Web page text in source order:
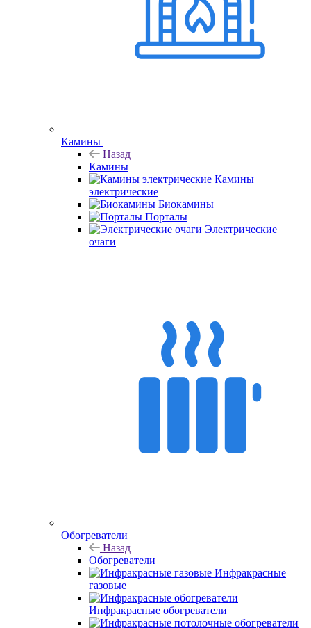
Камины
Назад
Камины
Камины
электрические
Биокамины
Порталы
Электрические
очаги
Обогреватели
Назад
Обогреватели
Инфракрасные
газовые
Инфракрасные обогреватели